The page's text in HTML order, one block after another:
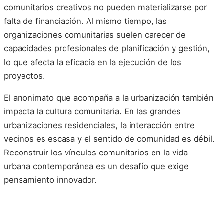
comunitarios creativos no pueden materializarse por
falta de financiación. Al mismo tiempo, las
organizaciones comunitarias suelen carecer de
capacidades profesionales de planificación y gestión,
lo que afecta la eficacia en la ejecución de los
proyectos.
El anonimato que acompaña a la urbanización también
impacta la cultura comunitaria. En las grandes
urbanizaciones residenciales, la interacción entre
vecinos es escasa y el sentido de comunidad es débil.
Reconstruir los vínculos comunitarios en la vida
urbana contemporánea es un desafío que exige
pensamiento innovador.